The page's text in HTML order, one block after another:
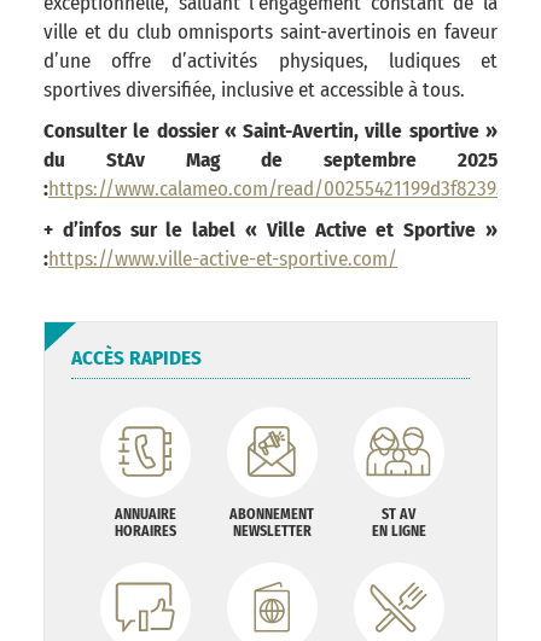
ville et du club omnisports saint-avertinois en faveur
d’une offre d’activités physiques, ludiques et
sportives diversifiée, inclusive et accessible à tous.
Consulter le dossier « Saint-Avertin, ville sportive »
du StAv Mag de septembre 2025
:https://www.calameo.com/read/00255421199d3f8239320
+ d’infos sur le label « Ville Active et Sportive »
:https://www.ville-active-et-sportive.com/
ACCÈS RAPIDES
ANNUAIRE
HORAIRES
ABONNEMENT
NEWSLETTER
ST AV
EN LIGNE